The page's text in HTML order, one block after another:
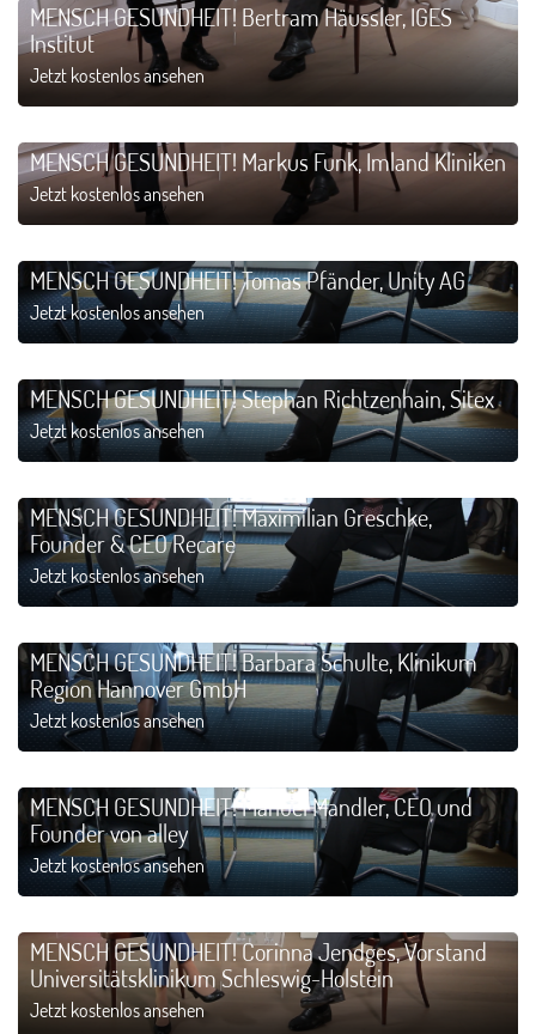
MENSCH GESUNDHEIT! Bertram Häussler, IGES
Institut
Jetzt kostenlos ansehen
MENSCH GESUNDHEIT! Markus Funk, Imland Kliniken
Jetzt kostenlos ansehen
MENSCH GESUNDHEIT! Tomas Pfänder, Unity AG
Jetzt kostenlos ansehen
MENSCH GESUNDHEIT! Stephan Richtzenhain, Sitex
Jetzt kostenlos ansehen
MENSCH GESUNDHEIT! Maximilian Greschke,
Founder & CEO Recare
Jetzt kostenlos ansehen
MENSCH GESUNDHEIT! Barbara Schulte, Klinikum
Region Hannover GmbH
Jetzt kostenlos ansehen
MENSCH GESUNDHEIT! Manuel Mandler, CEO und
Founder von alley
Jetzt kostenlos ansehen
MENSCH GESUNDHEIT! Corinna Jendges, Vorstand
Universitätsklinikum Schleswig-Holstein
Jetzt kostenlos ansehen